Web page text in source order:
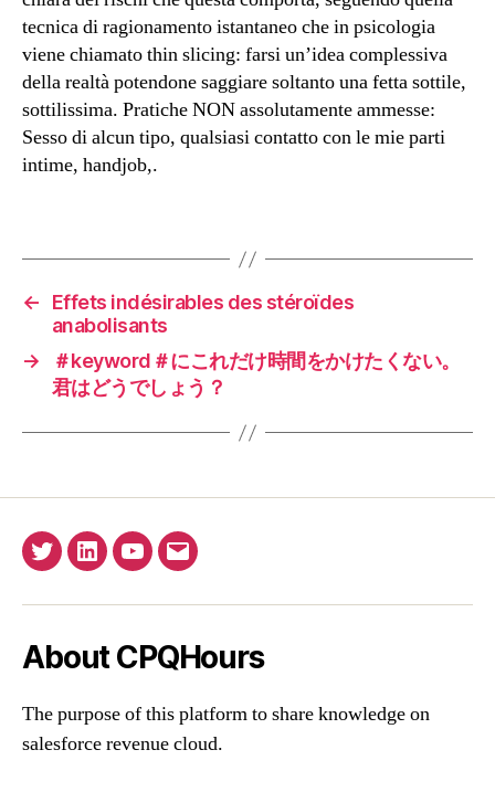
tecnica di ragionamento istantaneo che in psicologia
viene chiamato thin slicing: farsi un’idea complessiva
della realtà potendone saggiare soltanto una fetta sottile,
sottilissima. Pratiche NON assolutamente ammesse:
Sesso di alcun tipo, qualsiasi contatto con le mie parti
intime, handjob,.
←
Effets indésirables des stéroïdes
anabolisants
→
＃keyword＃にこれだけ時間をかけたくない。
君はどうでしょう？
TwitterLinkedinYouTube
Email
About CPQHours
The purpose of this platform to share knowledge on
salesforce revenue cloud.